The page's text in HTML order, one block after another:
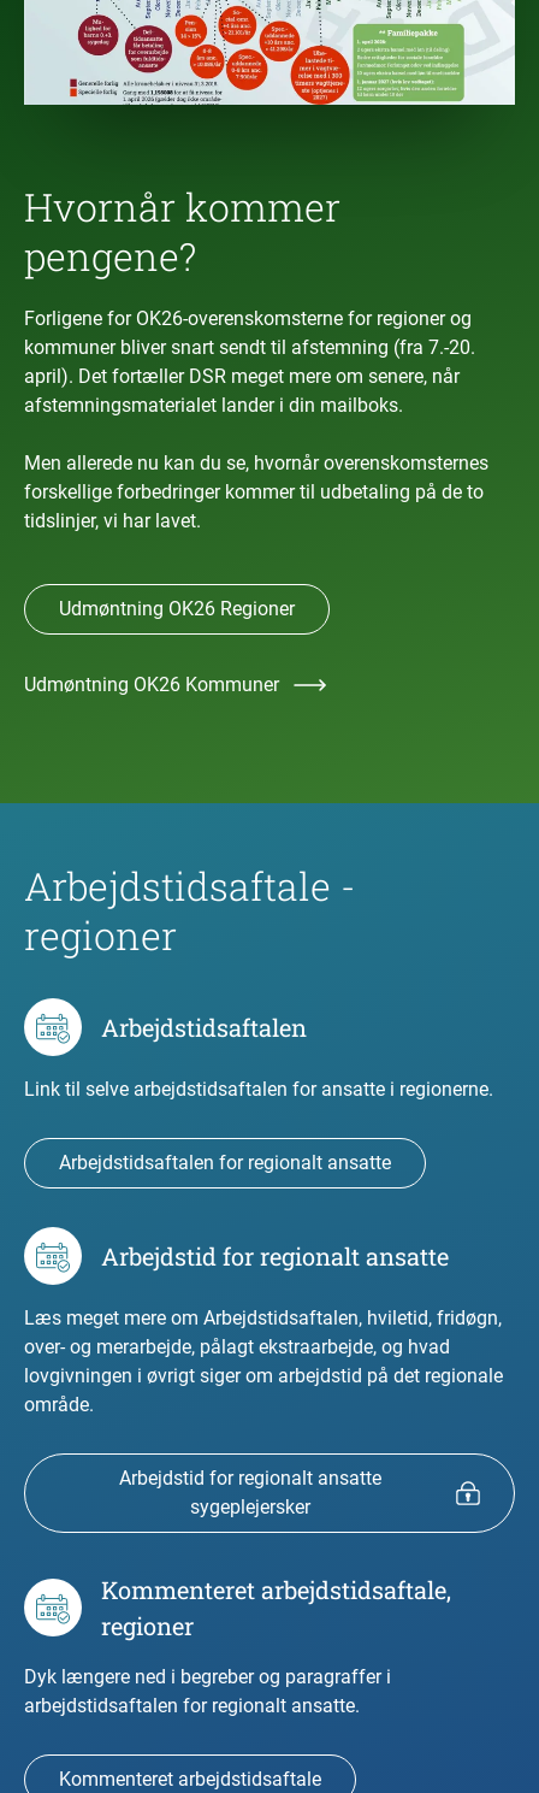
Hvornår kommer
pengene?
Forligene for OK26-overenskomsterne for regioner og
kommuner bliver snart sendt til afstemning (fra 7.-20.
april). Det fortæller DSR meget mere om senere, når
afstemningsmaterialet lander i din mailboks.
Men allerede nu kan du se, hvornår overenskomsternes
forskellige forbedringer kommer til udbetaling på de to
tidslinjer, vi har lavet.
Udmøntning OK26 Regioner
Udmøntning OK26 Kommuner
Arbejdstidsaftale -
regioner
Arbejdstidsaftalen
Link til selve arbejdstidsaftalen for ansatte i regionerne.
Arbejdstidsaftalen for regionalt ansatte
Arbejdstid for regionalt ansatte
Læs meget mere om Arbejdstidsaftalen, hviletid, fridøgn,
over- og merarbejde, pålagt ekstraarbejde, og hvad
lovgivningen i øvrigt siger om arbejdstid på det regionale
område.
Arbejdstid for regionalt ansatte
sygeplejersker
Kommenteret arbejdstidsaftale,
regioner
Dyk længere ned i begreber og paragraffer i
arbejdstidsaftalen for regionalt ansatte.
Kommenteret arbejdstidsaftale